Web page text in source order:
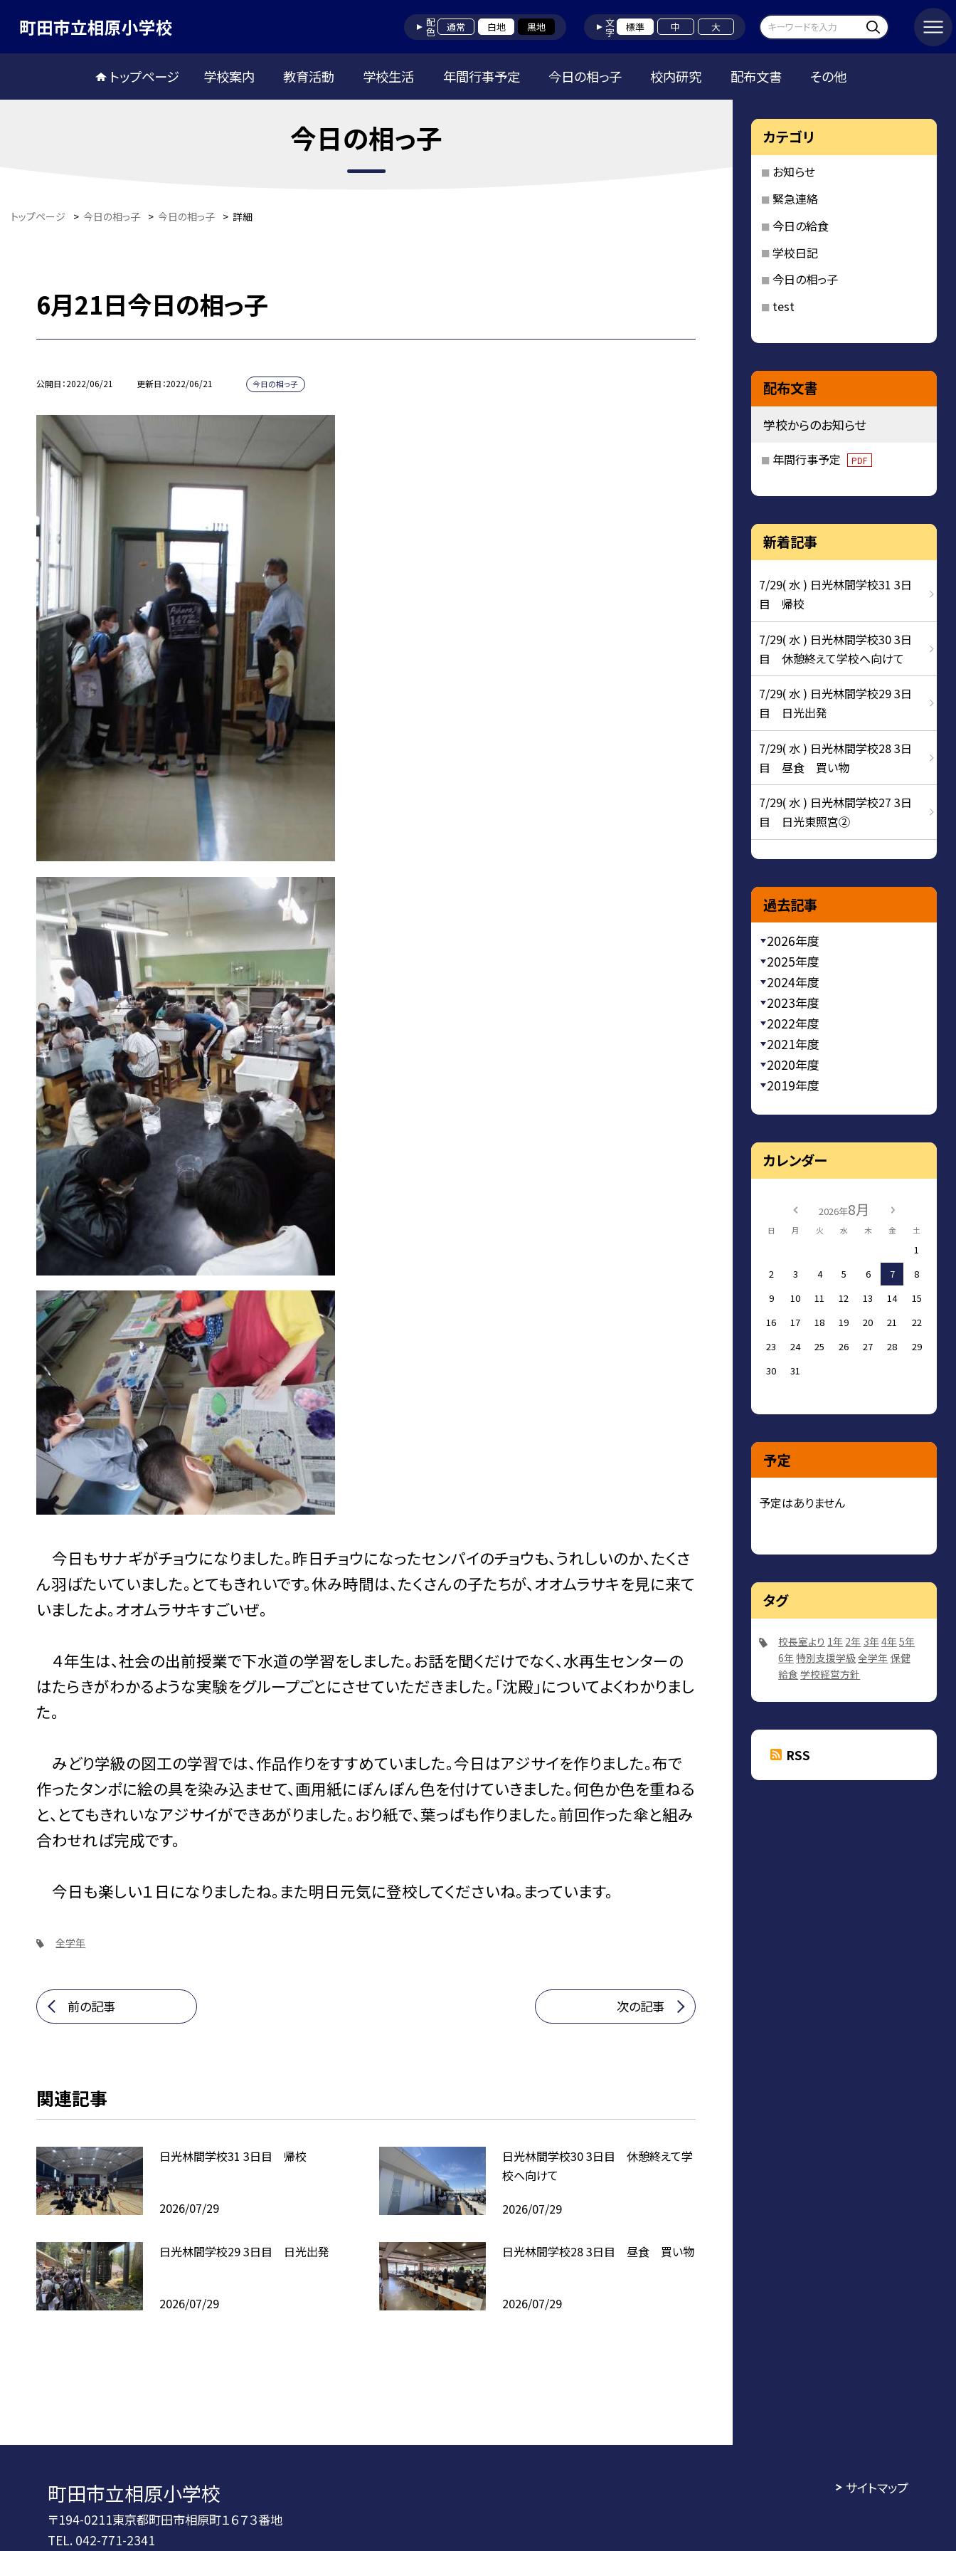
町田市立相原小学校 配色 通常 白地 黒地 文字 標準 中 大
トップページ 学校案内 教育活動 学校生活 年間行事予定 今日の相っ子 校内研究 配布文書 その他
今日の相っ子
トップページ > 今日の相っ子 > 今日の相っ子 > 詳細
6月21日今日の相っ子
公開日 2022/06/21 更新日 2022/06/21 今日の相っ子
今日もサナギがチョウになりました。昨日チョウになったセンパイのチョウも、うれしいのか、たくさ
ん羽ばたいていました。とてもきれいです。休み時間は、たくさんの子たちが、オオムラサキを見に来て
いましたよ。オオムラサキすごいぜ。
４年生は、社会の出前授業で下水道の学習をしました。お話を聞くだけでなく、水再生センターの
はたらきがわかるような実験をグループごとにさせていただきました。「沈殿」についてよくわかりまし
た。
みどり学級の図工の学習では、作品作りをすすめていました。今日はアジサイを作りました。布で
作ったタンポに絵の具を染み込ませて、画用紙にぽんぽん色を付けていきました。何色か色を重ねる
と、とてもきれいなアジサイができあがりました。おり紙で、葉っぱも作りました。前回作った傘と組み
合わせれば完成です。
今日も楽しい１日になりましたね。また明日元気に登校してくださいね。まっています。
全学年
前の記事 次の記事
関連記事
日光林間学校31 3日目 帰校
2026/07/29
日光林間学校30 3日目 休憩終えて学
校へ向けて
2026/07/29
日光林間学校29 3日目 日光出発
2026/07/29
日光林間学校28 3日目 昼食 買い物
2026/07/29
カテゴリ
お知らせ
緊急連絡
今日の給食
学校日記
今日の相っ子
test
配布文書
学校からのお知らせ
年間行事予定 PDF
新着記事
7/29( 水 ) 日光林間学校31 3日
目 帰校
7/29( 水 ) 日光林間学校30 3日
目 休憩終えて学校へ向けて
7/29( 水 ) 日光林間学校29 3日
目 日光出発
7/29( 水 ) 日光林間学校28 3日
目 昼食 買い物
7/29( 水 ) 日光林間学校27 3日
目 日光東照宮②
過去記事
2026年度
2025年度
2024年度
2023年度
2022年度
2021年度
2020年度
2019年度
カレンダー
2026年8月
日 月 火 水 木 金 土
1
2
3 4 5 6 7
8
9
10 11 12 13 14
15
16
17 18 19 20 21
22
23
24 25 26 27 28
29
30
31
予定
予定はありません
タグ
校長室より 1年 2年 3年4年5年
6年特別支援学級全学年 保健
給食 学校経営方針
RSS
町田市立相原小学校
〒194-0211東京都町田市相原町１６７３番地
TEL. 042-771-2341
サイトマップ